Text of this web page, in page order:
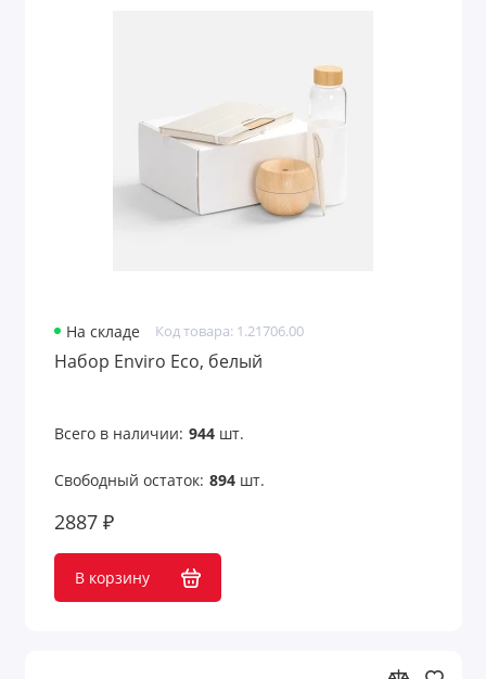
Свечи и наборы
Спортивные наборы
Швейные наборы
На складе Код товара: 1.21706.00
Набор Enviro Eco, белый
Всего в наличии: 944шт.
Свободный остаток: 894шт.
2887 ₽
В корзину